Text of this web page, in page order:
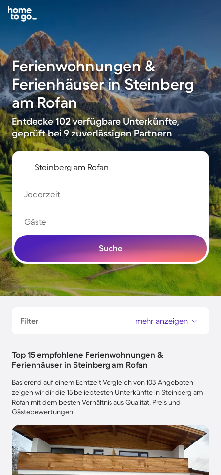
Ferienwohnungen &
Ferienhäuser in Steinberg
am Rofan
Entdecke 102 verfügbare Unterkünfte,
geprüft bei 9 zuverlässigen Partnern
Jederzeit
Gäste
Suche
Filter mehr anzeigen
Top 15 empfohlene Ferienwohnungen &
Ferienhäuser in Steinberg am Rofan
Basierend auf einem Echtzeit-Vergleich von 103 Angeboten
zeigen wir dir die 15 beliebtesten Unterkünfte in Steinberg am
Rofan mit dem besten Verhältnis aus Qualität, Preis und
Gästebewertungen.